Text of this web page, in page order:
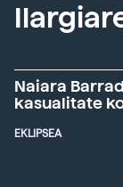
Naiara
kasualitate
EKLIPSEA